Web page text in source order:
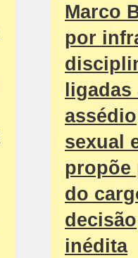
Marco
por
ligadas
assédio
sexual
propõe
do
decisão
inédita